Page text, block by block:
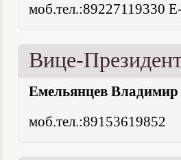
моб.тел.:89227119330
Вице-
Емельянцев
моб.тел.:89153619852